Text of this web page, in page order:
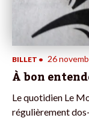
BILLET • 26
À bon
Le quotidien Le
régulièrement